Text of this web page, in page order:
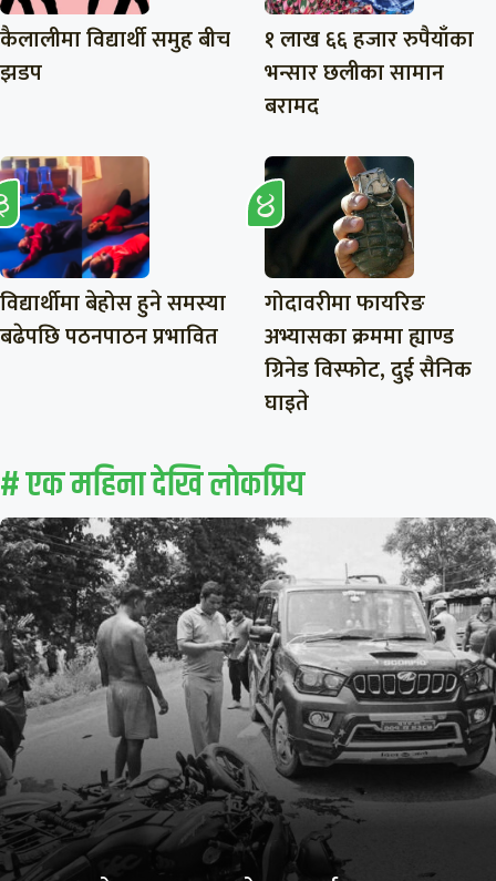
कैलालीमा विद्यार्थी समुह बीच
झडप
१ लाख ६६ हजार रुपैयाँका
भन्सार छलीका सामान
बरामद
विद्यार्थीमा बेहोस हुने समस्या
बढेपछि पठनपाठन प्रभावित
गोदावरीमा फायरिङ
अभ्यासका क्रममा ह्याण्ड
ग्रिनेड विस्फोट, दुई सैनिक
घाइते
# एक महिना देखि लाेकप्रिय